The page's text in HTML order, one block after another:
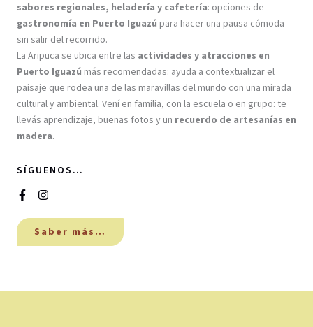
sabores regionales, heladería y cafetería: opciones de
gastronomía en Puerto Iguazú para hacer una pausa cómoda
sin salir del recorrido.
La Aripuca se ubica entre las actividades y atracciones en
Puerto Iguazú más recomendadas: ayuda a contextualizar el
paisaje que rodea una de las maravillas del mundo con una mirada
cultural y ambiental. Vení en familia, con la escuela o en grupo: te
llevás aprendizaje, buenas fotos y un recuerdo de artesanías en
madera.
SÍGUENOS…
Saber más…